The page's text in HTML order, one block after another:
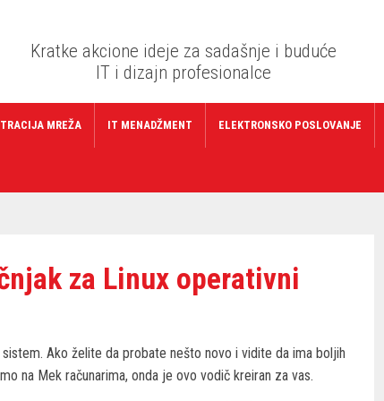
Kratke akcione ideje za sadašnje i buduće
IT i dizajn profesionalce
MREŽA IT MENADŽMENT ELEKTRONSKO POSLOVANJE
za Linux operativni
Ako želite da probate nešto novo i vidite da ima boljih
na Mek računarima, onda je ovo vodič kreiran za vas.